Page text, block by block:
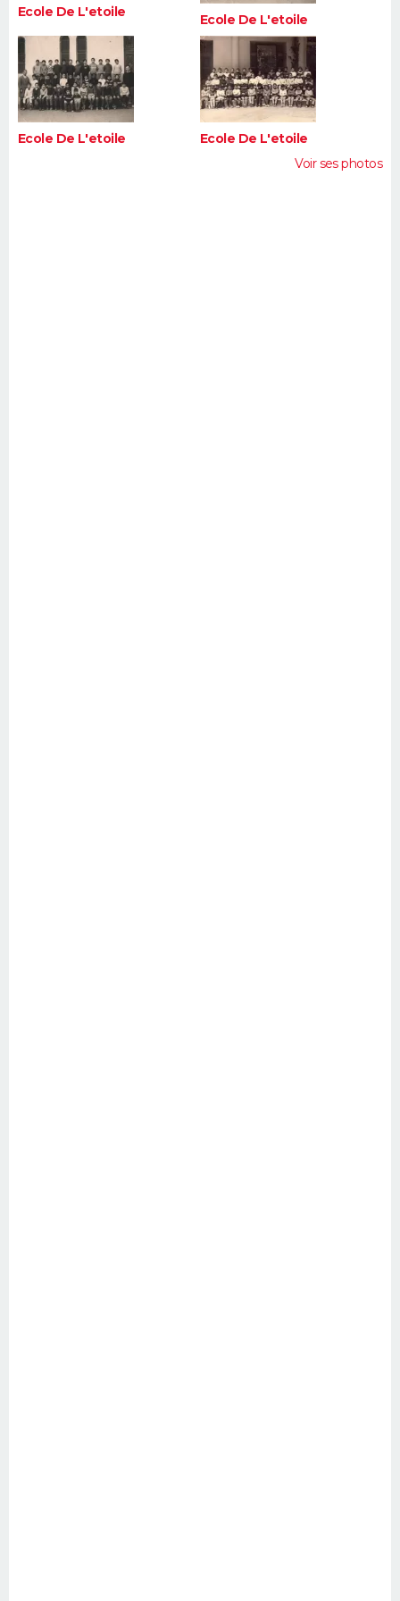
FORUM
Bricolage
Ecole De L'etoile Ecole De L'etoile
Ecole De L'etoile
Ecole De L'etoile
Voir ses photos